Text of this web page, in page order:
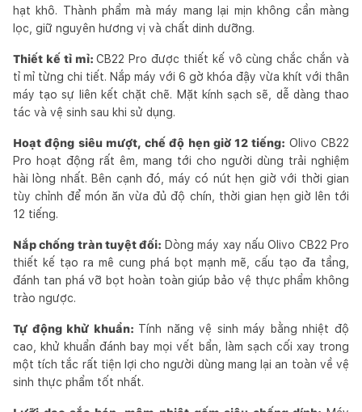
hạt khô. Thành phẩm mà máy mang lại mịn không cần màng
lọc, giữ nguyên hương vị và chất dinh dưỡng.
Thiết kế tỉ mỉ:CB22 Pro được thiết kế vô cùng chắc chắn và
tỉ mỉ từng chi tiết. Nắp máy với 6 gờ khóa đậy vừa khít với thân
máy tạo sự liên kết chặt chẽ. Mặt kính sạch sẽ, dễ dàng thao
tác và vệ sinh sau khi sử dụng.
Hoạt động siêu mượt, chế độ hẹn giờ 12 tiếng: Olivo CB22
Pro hoạt động rất êm, mang tới cho người dùng trải nghiệm
hài lòng nhất. Bên cạnh đó, máy có nút hẹn giờ với thời gian
tùy chỉnh để món ăn vừa đủ độ chín, thời gian hẹn giờ lên tới
12 tiếng.
Nắp chống tràn tuyệt đối: Dòng máy xay nấu Olivo CB22 Pro
thiết kế tạo ra mê cung phá bọt mạnh mẽ, cấu tạo đa tầng,
đánh tan phá vỡ bọt hoàn toàn giúp bảo vệ thực phẩm không
trào ngược.
Tự động khử khuẩn: Tính năng vệ sinh máy bằng nhiệt độ
cao, khử khuẩn đánh bay mọi vết bẩn, làm sạch cối xay trong
một tích tắc rất tiện lợi cho người dùng mang lại an toàn về vệ
sinh thực phẩm tốt nhất.